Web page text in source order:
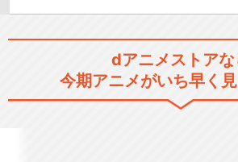
dアニメストアな
今期アニメがいち早く見